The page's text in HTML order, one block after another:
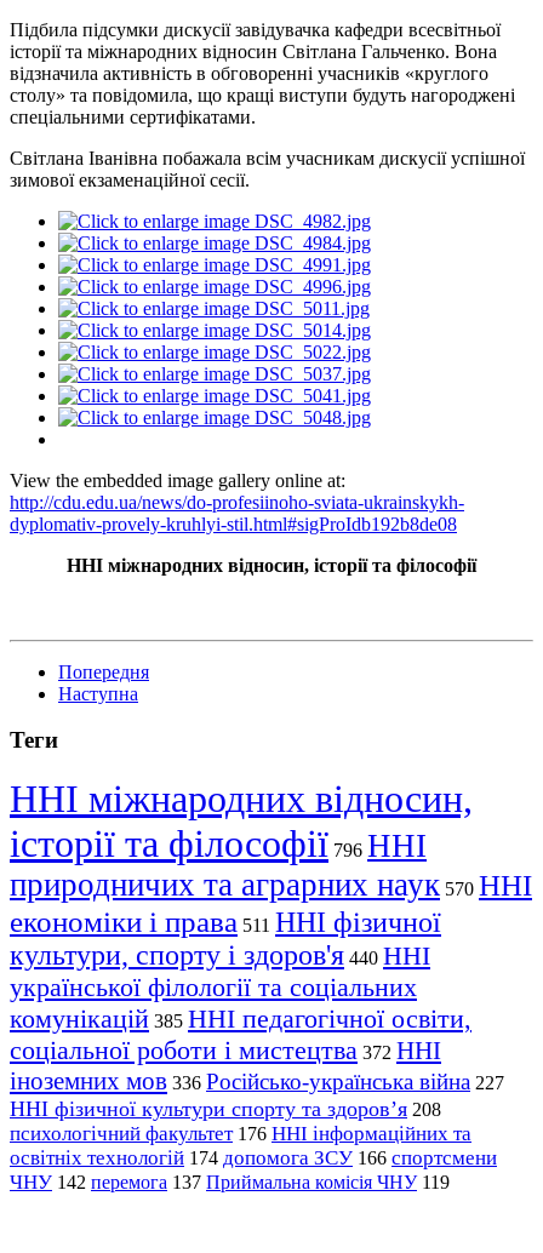
Підбила підсумки дискусії завідувачка кафедри всесвітньої
історії та міжнародних відносин Світлана Гальченко. Вона
відзначила активність в обговоренні учасників «круглого
столу» та повідомила, що кращі виступи будуть нагороджені
спеціальними сертифікатами.
Світлана Іванівна побажала всім учасникам дискусії успішної
зимової екзаменаційної сесії.
View the embedded image gallery online at:
http://cdu.edu.ua/news/do-profesiinoho-sviata-ukrainskykh-
dyplomativ-provely-kruhlyi-stil.html#sigProIdb192b8de08
ННІ міжнародних відносин, історії та філософії
Попередня
Наступна
Теги
ННІ міжнародних відносин,
історії та філософії 796 ННІ
природничих та аграрних наук 570 ННІ
економіки і права 511 ННІ фізичної
культури, спорту і здоров'я 440 ННІ
української філології та соціальних
комунікацій 385 ННІ педагогічної освіти,
соціальної роботи і мистецтва 372 ННІ
іноземних мов 336 Російсько-українська війна 227
ННІ фізичної культури спорту та здоров’я 208
психологічний факультет 176 ННІ інформаційних та
освітніх технологій 174 допомога ЗСУ 166 спортсмени
ЧНУ 142 перемога 137 Приймальна комісія ЧНУ 119